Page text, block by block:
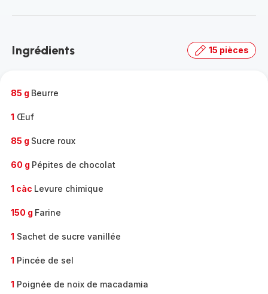
-
gamme
Ingrédients 15 pièces
85 g Beurre
1 Œuf
85 g Sucre roux
60 g Pépites de chocolat
1 càc Levure chimique
150 g Farine
1 Sachet de sucre vanillée
1 Pincée de sel
1 Poignée de noix de macadamia